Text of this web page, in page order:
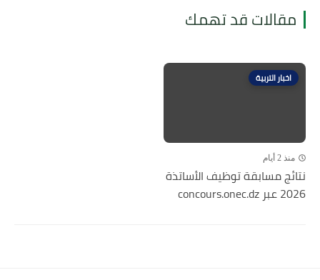
مقالات قد تهمك
اخبار التربية
منذ 2 أيام
نتائج مسابقة توظيف الأساتذة
2026 عبر concours.onec.dz